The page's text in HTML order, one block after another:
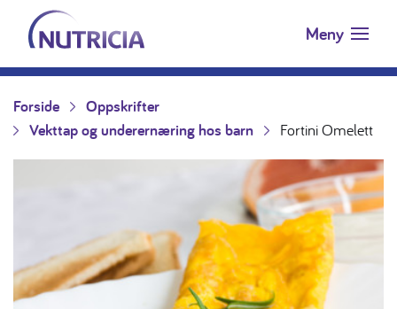
Hopp til innholdet
Nutricia.no Meny
Forside
Oppskrifter
Vekttap og underernæring hos barn
Fortini Omelett